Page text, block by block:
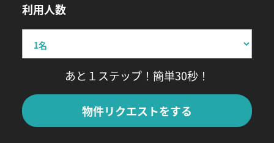
利用人数
あと１ステップ！簡単30秒！
物件リクエストをする